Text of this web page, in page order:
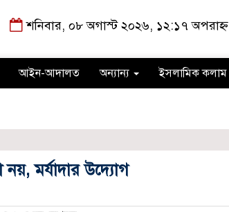
শনিবার, ০৮ অগাস্ট ২০২৬, ১২:১৭ অপরাহ্ন
আইন-আদালত অন্যান্য ইসলামিক কলাম
মর্যাদার উদ্যোগ